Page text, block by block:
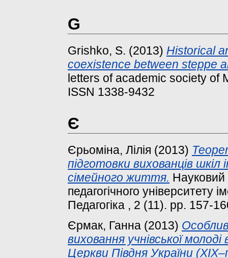
G
Grishko, S. (2013) Historical
coexistence between steppe
letters of academic society of
ISSN 1338-9432
Є
Єрьоміна, Лілія (2013)
підготовки вихованців
сімейного життя. Науковий
педагогічного університету
Педагогіка , 2 (11). pp. 157-
Єрмак, Ганна (2013)
виховання учнівської
Церкви Півдня України